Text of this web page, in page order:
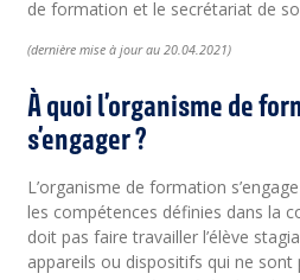
de formation et le secrétariat de
(dernière mise à jour au 20.04.2021)
À quoi l’organisme de
s’engager ?
L’organisme de formation
les compétences définies dans la
doit pas faire travailler l’élève
appareils ou dispositifs qui ne sont